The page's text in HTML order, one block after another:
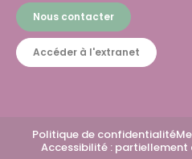
Nous contacter
Accéder à l'extranet
Politique de confidentialité
Accessibilité :